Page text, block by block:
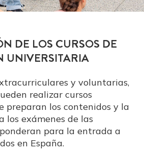
DE LOS CURSOS DE
UNIVERSITARIA
y voluntarias,
realizar cursos
preparan los contenidos y la
los exámenes de las
para la entrada a
en España.